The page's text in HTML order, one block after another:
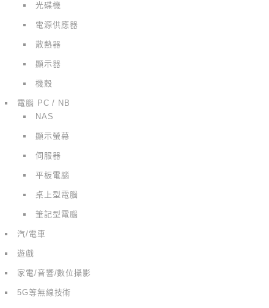
光碟機
電源供應器
散熱器
顯示器
機殼
電腦 PC / NB
NAS
顯示螢幕
伺服器
平板電腦
桌上型電腦
筆記型電腦
汽/電車
遊戲
家電/音響/數位攝影
5G等無線技術